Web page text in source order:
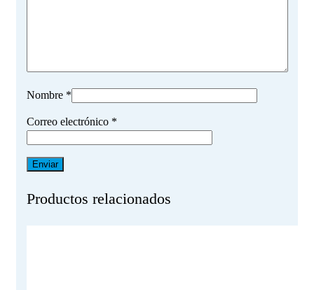
Nombre *
Correo electrónico *
Productos relacionados